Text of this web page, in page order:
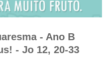
- Ano B
- Jo 12, 20-33